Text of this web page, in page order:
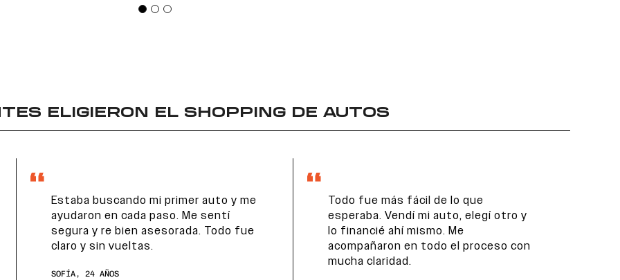
ELIGIERON EL SHOPPING DE AUTOS
Estaba buscando mi primer auto y me
ayudaron en cada paso. Me sentí
segura y re bien asesorada. Todo fue
claro y sin vueltas.
SOFÍA, 24 AÑOS
Todo fue más fácil de lo que
esperaba. Vendí mi auto, elegí otro y
lo financié ahí mismo. Me
acompañaron en todo el proceso con
mucha claridad.